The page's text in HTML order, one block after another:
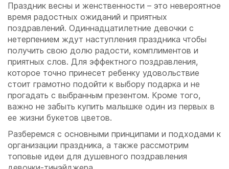
Праздник весны и женственности – это невероятное
время радостных ожиданий и приятных
поздравлений. Одиннадцатилетние девочки с
нетерпением ждут наступления праздника чтобы
получить свою долю радости, комплиментов и
приятных слов. Для эффектного поздравления,
которое точно принесет ребенку удовольствие
стоит грамотно подойти к выбору подарка и не
прогадать с выбранным презентом. Кроме того,
важно не забыть купить малышке один из первых в
ее жизни букетов цветов.
Разберемся с основными принципами и подходами к
организации праздника, а также рассмотрим
топовые идеи для душевного поздравления